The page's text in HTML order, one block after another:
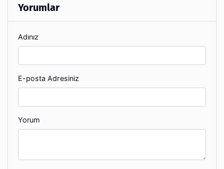
Yorumlar
Adınız
E-posta Adresiniz
Yorum